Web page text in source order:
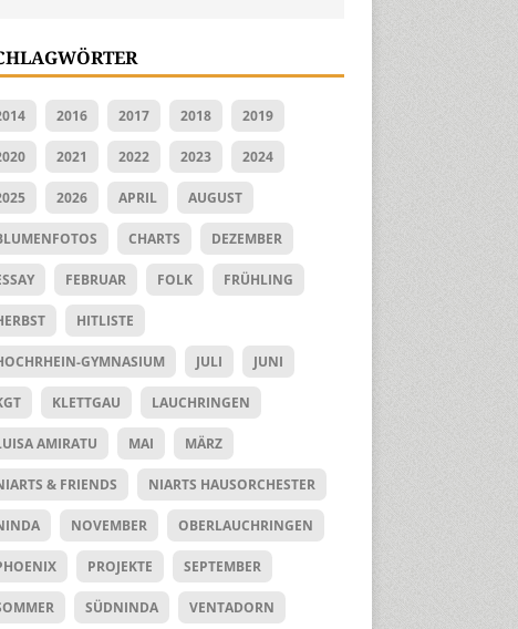
2016 2017 2018 2019
2021 2022 2023 2024
2026 APRIL AUGUST
CHARTS DEZEMBER
FEBRUAR FOLK FRÜHLING
HITLISTE
GYMNASIUM JULI JUNI
KLETTGAU LAUCHRINGEN
AMIRATU MAI MÄRZ
& FRIENDS NIARTS HAUSORCHESTER
NOVEMBER OBERLAUCHRINGEN
PROJEKTE SEPTEMBER
SÜDNINDA VENTADORN